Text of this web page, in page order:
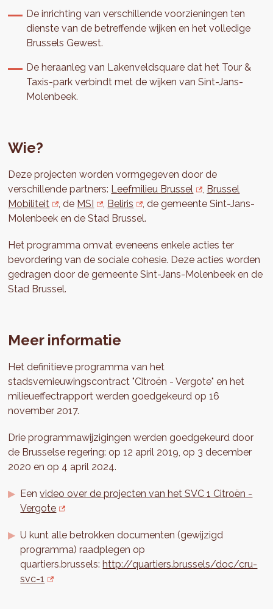
De inrichting van verschillende voorzieningen ten
dienste van de betreffende wijken en het volledige
Brussels Gewest.
De heraanleg van Lakenveldsquare dat het Tour &
Taxis-park verbindt met de wijken van Sint-Jans-
Molenbeek.
Wie?
Deze projecten worden vormgegeven door de
verschillende partners: Leefmilieu Brussel , Brussel
Mobiliteit
, de MSI , Beliris
, de gemeente Sint-Jans-
Molenbeek en de Stad Brussel.
Het programma omvat eveneens enkele acties ter
bevordering van de sociale cohesie. Deze acties worden
gedragen door de gemeente Sint-Jans-Molenbeek en de
Stad Brussel.
Meer informatie
Het definitieve programma van het
stadsvernieuwingscontract "Citroën - Vergote" en het
milieueffectrapport werden goedgekeurd op 16
november 2017.
Drie programmawijzigingen werden goedgekeurd door
de Brusselse regering: op 12 april 2019, op 3 december
2020 en op 4 april 2024.
Eenvideo over de projecten van het SVC 1 Citroën -
Vergote
U kunt alle betrokken documenten (gewijzigd
programma) raadplegen op
quartiers.brussels: http://quartiers.brussels/doc/cru-
svc-1